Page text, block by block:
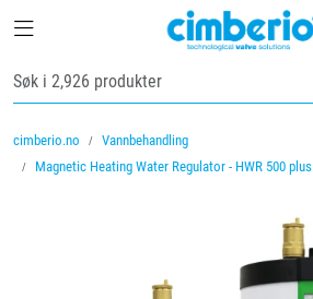
Toggle navigation
cimberio.no
Vannbehandling
Magnetic Heating Water Regulator - HWR 500 plus
Ventiler
Vannbehandling